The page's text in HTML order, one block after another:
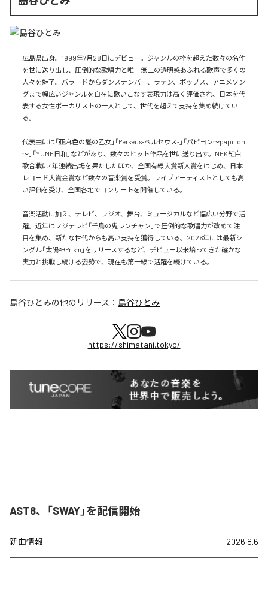
広島県出身。1999年7月28日にデビュー。ジャンルの枠を超えた数々の名作
を世に送り出し、圧倒的な歌唱力と唯一無二の透明感あふれる歌声で多くの
人々を魅了。バラードからダンスナンバー、ラテン、ポップス、アニメソン
グまで幅広いジャンルを自在に歌いこなす表現力は高く評価され、日本を代
表する女性ボーカリストの一人として、世代を超えて支持を集め続けてい
る。
代表曲には「亜麻色の髪の乙女」「Perseus-ペルセウス-」「パピヨン～papillon
～」「YUME日和」などがあり、数々のヒット作品を世に送り出す。NHK紅白
歌合戦に4年連続出場を果たしたほか、全国有線大賞新人賞をはじめ、日本
レコード大賞金賞など数々の音楽賞を受賞。ライブアーティストとしても高
い評価を受け、全国各地でコンサートを開催している。
音楽活動に加え、テレビ、ラジオ、舞台、ミュージカルなど幅広い分野で活
躍。近年はフジテレビ「千鳥の鬼レンチャン」で圧倒的な歌唱力が改めて注
目を集め、新たな世代からも高い支持を獲得している。2026年には最新シ
ングル「太陽神Prism」をリリースするなど、デビュー以来培ってきた確かな
実力と挑戦し続ける姿勢で、現在も第一線で活躍を続けている。
島谷ひとみの他のリリース： 島谷ひとみ
https://shimatani.tokyo/
AST8、「SWAY」を配信開始
新曲情報 2026.8.6